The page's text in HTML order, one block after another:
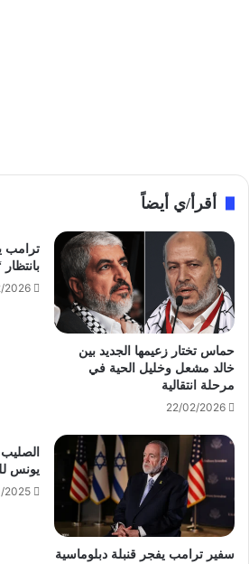
أقرأ/ي أيضاً
حماس تختار زعيمها الجديد بين
خالد مشعل وخليل الحية في
مرحلة انتقالية
22/02/2026
ترامب
2026
سفير ترامب يفجر قنبلة دبلوماسية
يونس
2025